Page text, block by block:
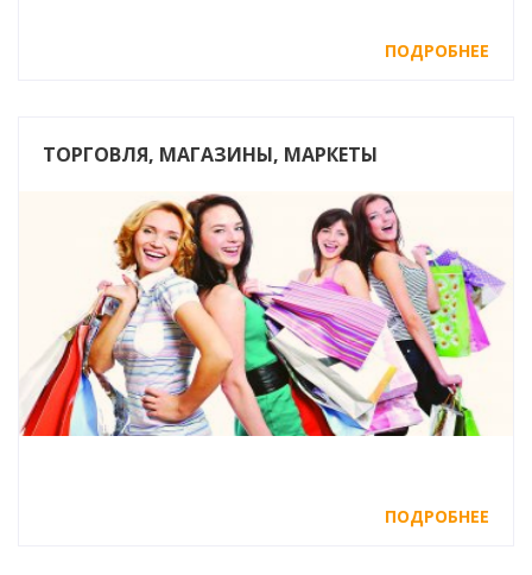
ПОДРОБНЕЕ
ТОРГОВЛЯ, МАГАЗИНЫ, МАРКЕТЫ
ПОДРОБНЕЕ